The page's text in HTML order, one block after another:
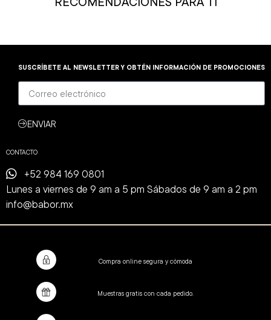
SUSCRÍBETE AL NEWSLETTER Y OBTÉN INFORMACIÓN DE PROMOCIONES
ENVIAR
CONTACTO
+52 984 169 0801
Lunes a viernes de 9 am a 5 pm Sábados de 9 am a 2 pm
info@babor.mx
Compra online segura y cómoda
Muestras gratis con cada pedido.